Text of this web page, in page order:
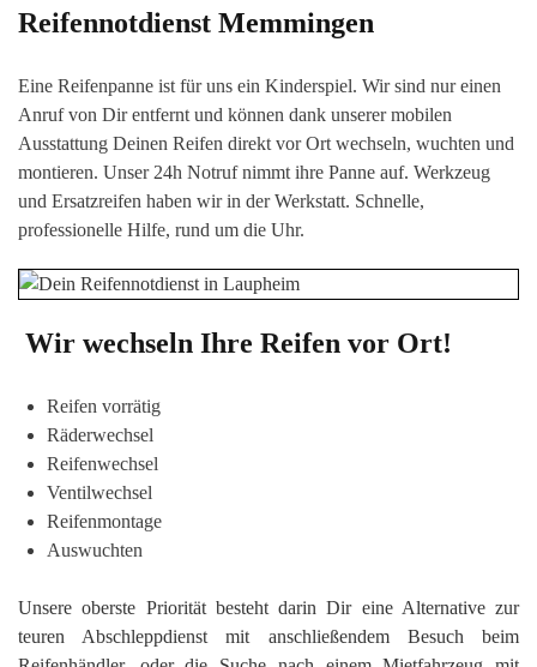
Reifennotdienst Memmingen
Eine Reifenpanne ist für uns ein Kinderspiel. Wir sind nur einen
Anruf von Dir entfernt und können dank unserer mobilen
Ausstattung Deinen Reifen direkt vor Ort wechseln, wuchten und
montieren. Unser 24h Notruf nimmt ihre Panne auf. Werkzeug
und Ersatzreifen haben wir in der Werkstatt. Schnelle,
professionelle Hilfe, rund um die Uhr.
Wir wechseln Ihre Reifen vor Ort!
Reifen vorrätig
Räderwechsel
Reifenwechsel
Ventilwechsel
Reifenmontage
Auswuchten
Unsere oberste Priorität besteht darin Dir eine Alternative zur
teuren Abschleppdienst mit anschließendem Besuch beim